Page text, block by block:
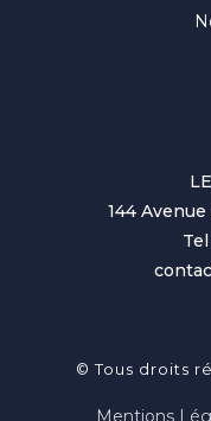
144
© Tous droits
Mentions